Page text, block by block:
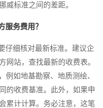
威标准之间的差距。
服务费用？
细核对最新标准。建议企
网站，查找最新的收费表。
例如地基勘察、地质测绘、
的收费基准。此外，如果申
累计计算。务必注意，这笔